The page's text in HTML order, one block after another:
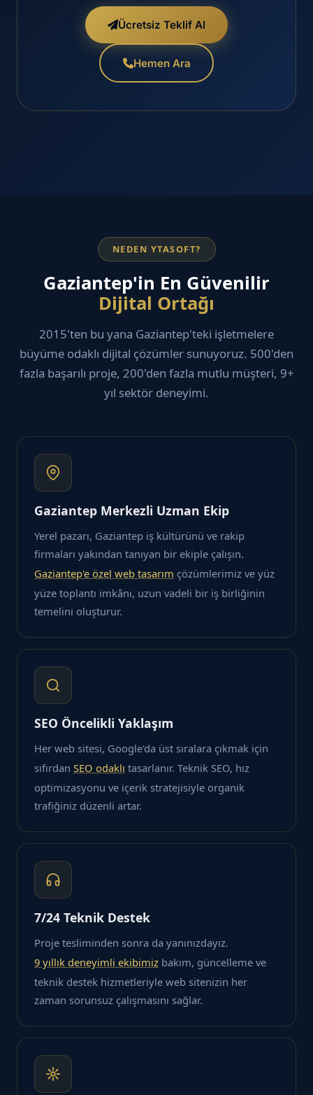
Ücretsiz Teklif Al
Hemen Ara
NEDEN YTASOFT?
Gaziantep'in En Güvenilir
Dijital Ortağı
2015'ten bu yana Gaziantep'teki işletmelere
büyüme odaklı dijital çözümler sunuyoruz. 500'den
fazla başarılı proje, 200'den fazla mutlu müşteri, 9+
yıl sektör deneyimi.
Gaziantep Merkezli Uzman Ekip
Yerel pazarı, Gaziantep iş kültürünü ve rakip
firmaları yakından tanıyan bir ekiple çalışın.
Gaziantep'e özel web tasarım çözümlerimiz ve yüz
yüze toplantı imkânı, uzun vadeli bir iş birliğinin
temelini oluşturur.
SEO Öncelikli Yaklaşım
Her web sitesi, Google'da üst sıralara çıkmak için
sıfırdan SEO odaklı tasarlanır. Teknik SEO, hız
optimizasyonu ve içerik stratejisiyle organik
trafiğiniz düzenli artar.
7/24 Teknik Destek
Proje tesliminden sonra da yanınızdayız.
9 yıllık deneyimli ekibimiz bakım, güncelleme ve
teknik destek hizmetleriyle web sitenizin her
zaman sorunsuz çalışmasını sağlar.